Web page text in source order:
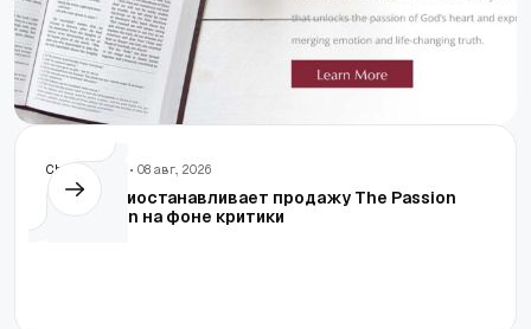
Сhristian Post • 08 авг., 2026
Bethel приостанавливает продажу The Passion
Translation на фоне критики